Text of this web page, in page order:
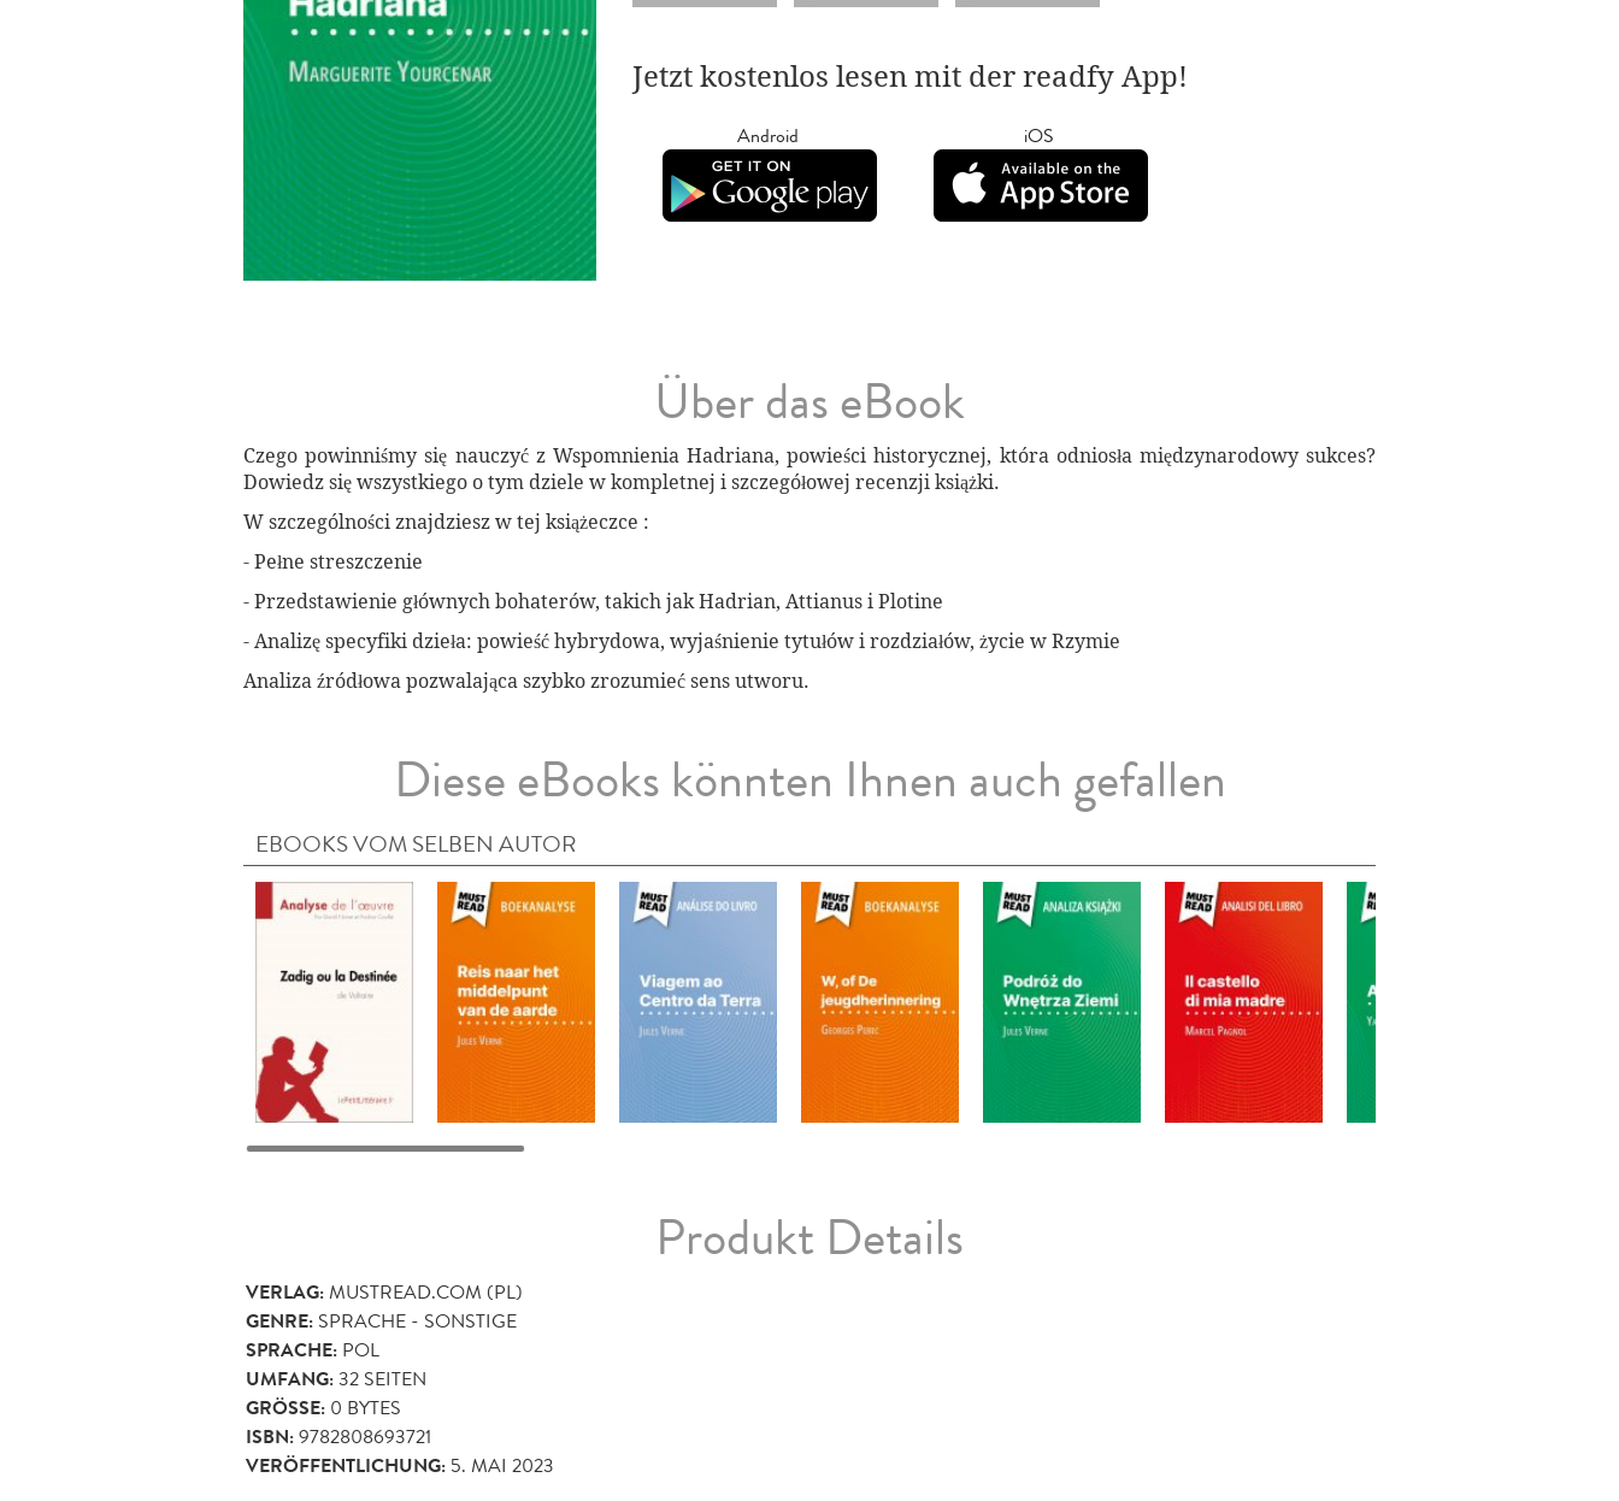
Jetzt kostenlos lesen mit der readfy App!
Android iOS
Über das eBook
Czego powinniśmy się nauczyć z Wspomnienia Hadriana, powieści historycznej, która odniosła międzynarodowy sukces?
Dowiedz się wszystkiego o tym dziele w kompletnej i szczegółowej recenzji książki.
W szczególności znajdziesz w tej książeczce :
- Pełne streszczenie
- Przedstawienie głównych bohaterów, takich jak Hadrian, Attianus i Plotine
- Analizę specyfiki dzieła: powieść hybrydowa, wyjaśnienie tytułów i rozdziałów, życie w Rzymie
Analiza źródłowa pozwalająca szybko zrozumieć sens utworu.
Diese eBooks könnten Ihnen auch gefallen
EBOOKS VOM SELBEN AUTOR
Produkt Details
VERLAG:MUSTREAD.COM (PL)
GENRE: SPRACHE - SONSTIGE
SPRACHE: POL
UMFANG:32 SEITEN
GRÖSSE: 0 BYTES
ISBN:9782808693721
VERÖFFENTLICHUNG: 5. MAI 2023